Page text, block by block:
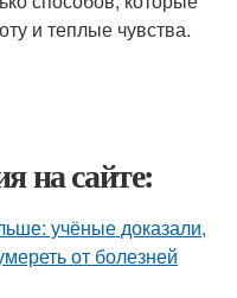
и теплые чувства.
на сайте:
учёные доказали,
от болезней